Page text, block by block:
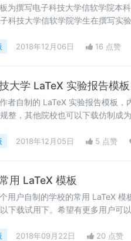
为撰写电子科技大学信软学院本
科技大学信软学院学生在撰写实
实验报告模板可以成为向信软学院
2018年12月06日 16 点赞
大学 LaTeX 实验报告模
者自制的 LaTeX 实验报告模板
整，其他院校也可以下载仿制成
2018年12月05日 5 点赞
用 LaTeX 模板
用户自制的学校的常用 LaTeX
下载试用下。希望有更多用户可
2018年09月22日 20 点赞